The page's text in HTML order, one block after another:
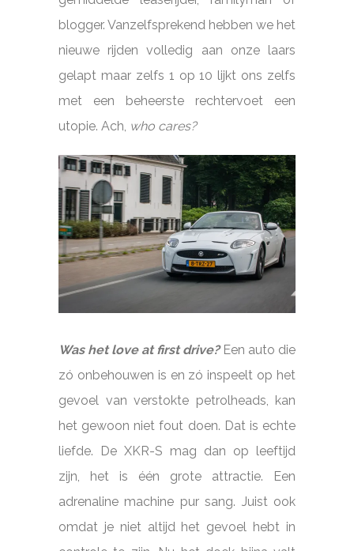
blogger. Vanzelfsprekend hebben we het
nieuwe rijden volledig aan onze laars
gelapt maar zelfs 1 op 10 lijkt ons zelfs
met een beheerste rechtervoet een
utopie. Ach, who cares?
Was het love at first drive?Een auto die
zó onbehouwen is en zó inspeelt op het
gevoel van verstokte petrolheads, kan
het gewoon niet fout doen. Dat is echte
liefde. De XKR-S mag dan op leeftijd
zijn, het is één grote attractie. Een
adrenaline machine pur sang. Juist ook
omdat je niet altijd het gevoel hebt in